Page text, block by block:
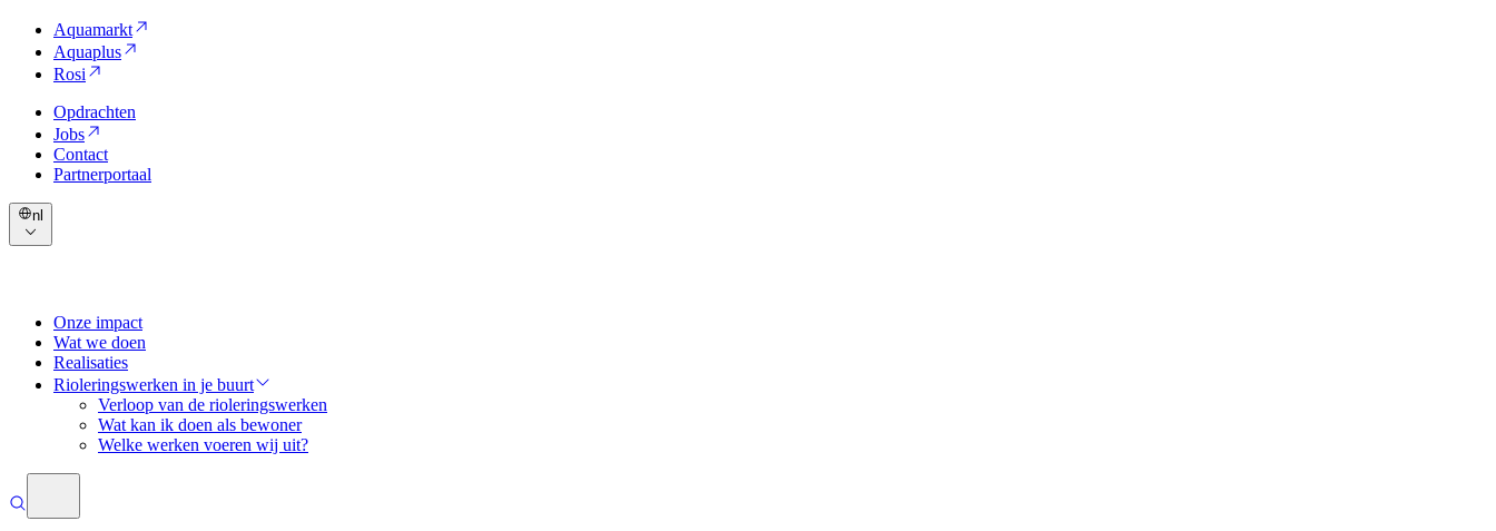
Aquamarkt
Aquaplus
Rosi
Opdrachten
Jobs
Contact
Partnerportaal
nl
Onze impact
Wat we doen
Realisaties
Rioleringswerken in je buurt
Verloop van de rioleringswerken
Wat kan ik doen als bewoner
Welke werken voeren wij uit?